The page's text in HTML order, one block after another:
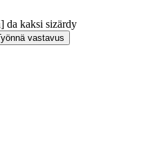
da kaksi sizärdy